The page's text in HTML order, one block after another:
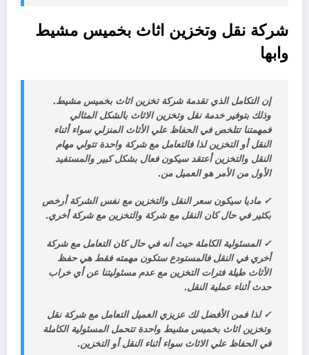
شركة نقل وتخزين اثاث بخميس مشيط
وابها
إن التكامل الذي تقدمة شركة تخزين اثاث بخميس مشيط.
وذلك بتوفير خدمة نقل وتخزين الاثاث بالشكل المثالي
فمهمتنا تتلخص في الحفاظ علي الأثاث المنزلي سواء أثناء
النقل أو التخزين لذا فالتعامل مع شركة واحدة تتولي مهام
النقل والتخزين أعتقد سيكون فعال بشكل كبير والمستفيد
الأول من الأمر هو العميل من.
✓ماديا سيكون سعر النقل والتخزين مع نفس الشركة أرخص
بكثير في حال كان النقل مع شركة والتخزين مع شركة أخري.
✓المسئولية الكاملة حيث أنه في حال كان التعامل مع شركة
أخري في النقل فالمستودع ستكون مهمته فقط هي حفظ
الأثاث طيلة فترات التخزين مع عدم مسئوليتنا عن أي خراب
حدث أثناء عملية النقل.
✓لذا فمن الأفضل لك عزيزي العميل التعامل مع شركة نقل
وتخزين اثاث بخميس مشيط واحدة تتحمل المسئولية الكاملة
في الحفاظ علي الاثاث سواء أثناء النقل أو التخزين.